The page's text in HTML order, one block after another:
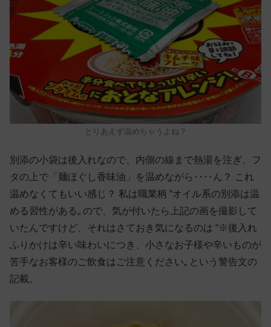
とりあえず温めちゃうよね？
別添の小袋は後入れなので、内側の線まで熱湯を注ぎ、フ
タの上で「麺ほぐし香味油」を温めながら‥‥ん？ これ
温めなくてもいい感じ？ 私は職業柄 “オイル系の別添は温
める習性がある„ ので、気が付いたら上記の画を撮影して
いたんですけど、それはさておき気になるのは “※後入れ
ふりかけは辛い味わいにつき、小さなお子様や辛いものが
苦手なお客様のご飲食はご注意ください„ という警告文の
記載。